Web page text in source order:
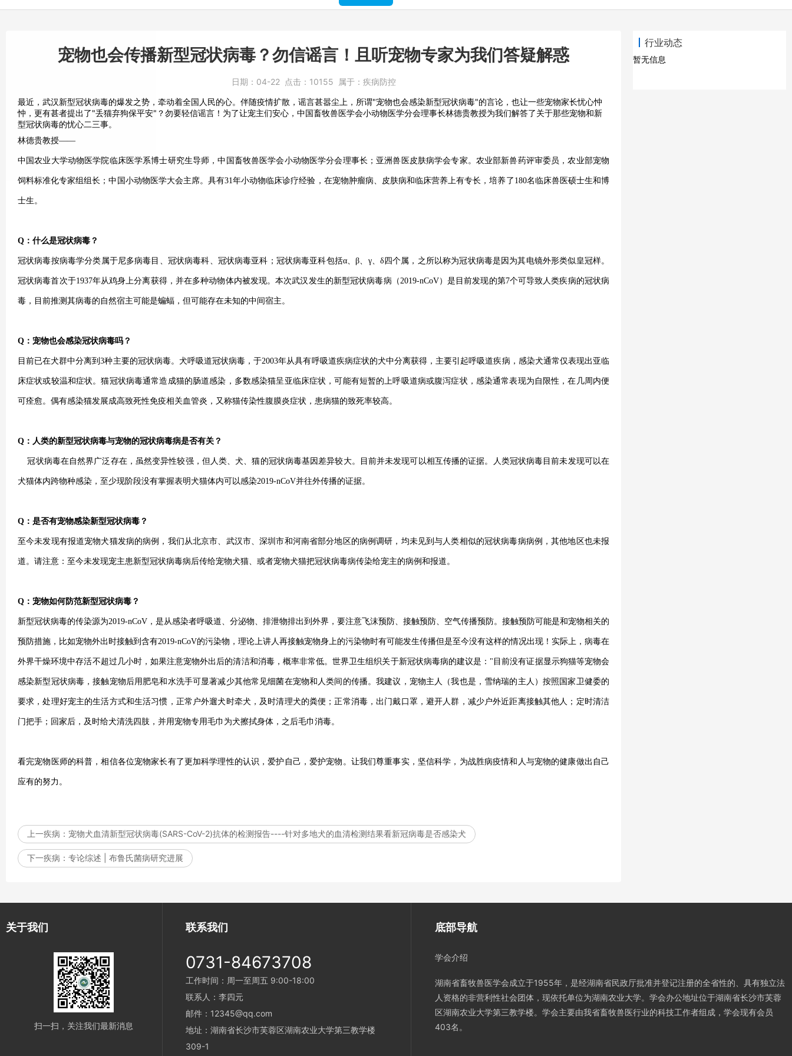
行业动态
暂无信息
宠物也会传播新型冠状病毒？勿信谣言！且听宠物专家为我们答疑解惑
日期： 04-22 点击： 10155 属于： 疾病防控
最近，武汉新型冠状病毒的爆发之势，牵动着全国人民的心。伴随疫情扩散，谣言甚嚣尘上，所谓"宠物也会感染新型冠状病毒"的言论，也让一些宠物家长忧心忡
忡，更有甚者提出了"丢猫弃狗保平安"？勿要轻信谣言！为了让宠主们安心，中国畜牧兽医学会小动物医学分会理事长林德贵教授为我们解答了关于那些宠物和新
型冠状病毒的忧心二三事。
林德贵教授——
中国农业大学动物医学院临床医学系博士研究生导师，中国畜牧兽医学会小动物医学分会理事长；亚洲兽医皮肤病学会专家。农业部新兽药评审委员，农业部宠物
饲料标准化专家组组长；中国小动物医学大会主席。具有31年小动物临床诊疗经验，在宠物肿瘤病、皮肤病和临床营养上有专长，培养了180名临床兽医硕士生和博
士生。
Q ：什么是冠状病毒？
冠状病毒按病毒学分类属于尼多病毒目、冠状病毒科、冠状病毒亚科；冠状病毒亚科包括α、β、γ、δ四个属，之所以称为冠状病毒是因为其电镜外形类似皇冠样。
冠状病毒首次于1937年从鸡身上分离获得，并在多种动物体内被发现。本次武汉发生的新型冠状病毒病（2019-nCoV）是目前发现的第7个可导致人类疾病的冠状病
毒，目前推测其病毒的自然宿主可能是蝙蝠，但可能存在未知的中间宿主。
Q ：宠物也会感染冠状病毒吗？
目前已在犬群中分离到3种主要的冠状病毒。 犬呼吸道冠状病毒，于2003年从具有呼吸道疾病症状的犬中分离获得，主要引起呼吸道疾病，感染犬通常仅表现出亚临
床症状或较温和症状。猫冠状病毒通常造成猫的肠道感染，多数感染猫呈亚临床症状，可能有短暂的上呼吸道病或腹泻症状，感染通常表现为自限性，在几周内便
可痊愈。偶有感染猫发展成高致死性免疫相关血管炎，又称猫传染性腹膜炎症状，患病猫的致死率较高。
Q ：人类的新型冠状病毒与宠物的冠状病毒病是否有关？
冠状病毒在自然界广泛存在，虽然变异性较强，但人类、犬、猫的冠状病毒基因差异较大。目前并未发现可以相互传播的证据。人类冠状病毒目前未发现可以在
犬猫体内跨物种感染，至少现阶段没有掌握表明犬猫体内可以感染2019-nCoV并往外传播的证据。
Q ：是否有宠物感染新型冠状病毒？
至今未发现有报道宠物犬猫发病的病例，我们从北京市、武汉市、深圳市和河南省部分地区的病例调研，均未见到与人类相似的冠状病毒病病例，其他地区也未报
道。请注意：至今未发现宠主患新型冠状病毒病后传给宠物犬猫、或者宠物犬猫把冠状病毒病传染给宠主的病例和报道。
Q ：宠物如何防范新型冠状病毒？
新型冠状病毒的传染源为2019-nCoV，是从感染者呼吸道、分泌物、排泄物排出到外界，要注意飞沫预防、接触预防、空气传播预防。接触预防可能是和宠物相关的
预防措施，比如宠物外出时接触到含有2019-nCoV的污染物，理论上讲人再接触宠物身上的污染物时有可能发生传播但是至今没有这样的情况出现！实际上，病毒在
外界干燥环境中存活不超过几小时，如果注意宠物外出后的清洁和消毒，概率非常低。世界卫生组织关于新冠状病毒病的建议是："目前没有证据显示狗猫等宠物会
感染新型冠状病毒，接触宠物后用肥皂和水洗手可显著减少其他常见细菌在宠物和人类间的传播。我建议，宠物主人（我也是，雪纳瑞的主人）按照国家卫健委的
要求，处理好宠主的生活方式和生活习惯，正常户外遛犬时牵犬，及时清理犬的粪便；正常消毒，出门戴口罩，避开人群，减少户外近距离接触其他人；定时清洁
门把手；回家后，及时给犬清洗四肢，并用宠物专用毛巾为犬擦拭身体，之后毛巾消毒。
看完宠物医师的科普，相信各位宠物家长有了更加科学理性的认识，爱护自己，爱护宠物。让我们尊重事实，坚信科学，为战胜病疫情和人与宠物的健康做出自己
应有的努力。
上一疾病： 宠物犬血清新型冠状病毒(SARS-CoV-2)抗体的检测报告----针对多地犬的血清检测结果看新冠病毒是否感染犬
下一疾病： 专论综述 | 布鲁氏菌病研究进展
关于我们
扫一扫，关注我们最新消息
联系我们
0731-84673708
工作时间：周一至周五 9:00-18:00
联系人：李四元
邮件：12345@qq.com
地址：湖南省长沙市芙蓉区湖南农业大学第三教学楼
309-1
底部导航
学会介绍
湖南省畜牧兽医学会成立于1955年，是经湖南省民政厅批准并登记注册的全省性的、具有独立法
人资格的非营利性社会团体，现依托单位为湖南农业大学。学会办公地址位于湖南省长沙市芙蓉
区湖南农业大学第三教学楼。学会主要由我省畜牧兽医行业的科技工作者组成，学会现有会员
403名。